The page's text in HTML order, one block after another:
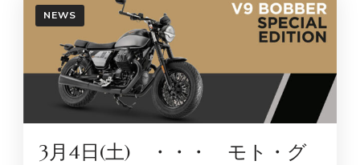
NEWS
3月4日(土) ・・・ モト・グ